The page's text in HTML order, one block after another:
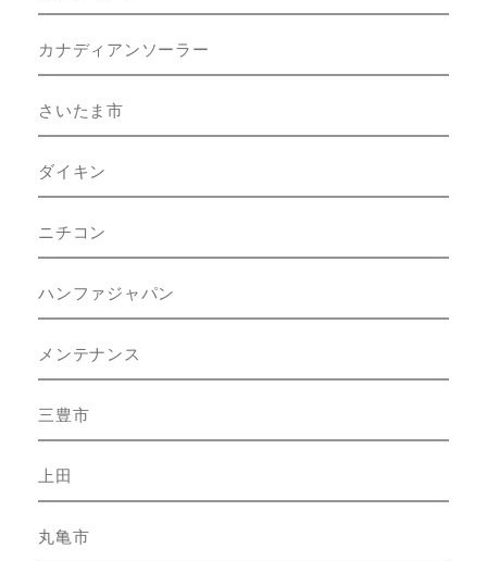
カナディアンソーラー
さいたま市
ダイキン
ニチコン
ハンファジャパン
メンテナンス
三豊市
上田
丸亀市